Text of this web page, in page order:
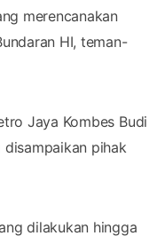
merencanakan
HI, teman-
Jaya Kombes Budi
pihak
dilakukan hingga